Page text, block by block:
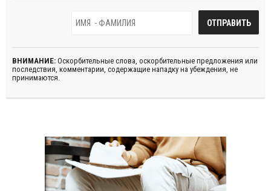
ВНИМАНИЕ: Оскорбительные слова, оскорбительные предложения или
последствия, комментарии, содержащие нападку на убеждения, не
принимаются.